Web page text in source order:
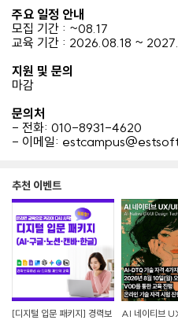
주요 일정 안내
모집 기간 : ~08.17
교육 기간 : 2026.08.18 ~
지원 및 문의
마감
문의처
- 전화: 010-8931-4620
- 이메일:
추천 이벤트
[디지털 입문 패키지] 경력보
AI 네이티브